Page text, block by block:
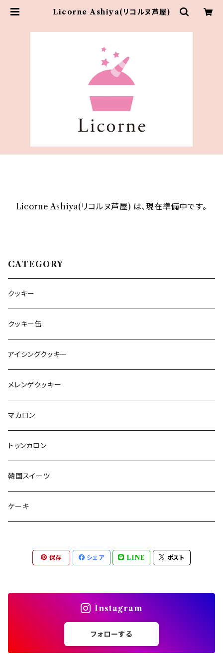
Licorne Ashiya(リコルヌ芦屋)
Licorne Ashiya(リコルヌ芦屋) は、現在準備中です。
CATEGORY
クッキー
クッキー缶
アイシングクッキー
メレンゲクッキー
マカロン
トゥンカロン
韓国スイーツ
ケーキ
保存 シェア LINE ポスト
Instagram
フォローする